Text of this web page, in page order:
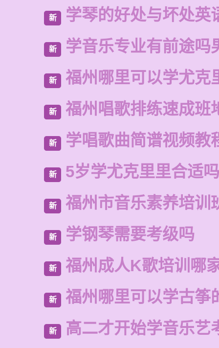
新 学琴的好处与坏处英
新 学音乐专业有前途吗
新 福州哪里可以学尤克
新 福州唱歌排练速成班
新 学唱歌曲简谱视频教
新 5岁学尤克里里合适
新 福州市音乐素养培训
新 学钢琴需要考级吗
新 福州成人K歌培训哪
新 福州哪里可以学古筝
新 高二才开始学音乐艺